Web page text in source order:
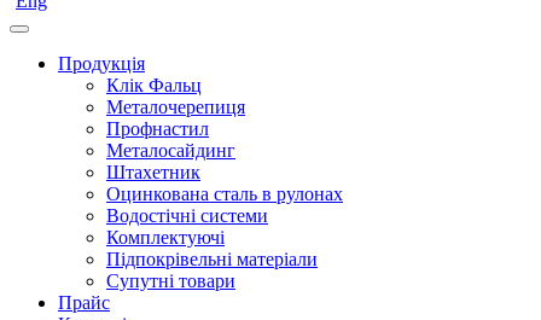
Продукція
Клік Фальц
Металочерепиця
Профнастил
Металосайдинг
Штахетник
Оцинкована сталь в рулонах
Водостічні системи
Комплектуючі
Підпокрівельні матеріали
Супутні товари
Прайс